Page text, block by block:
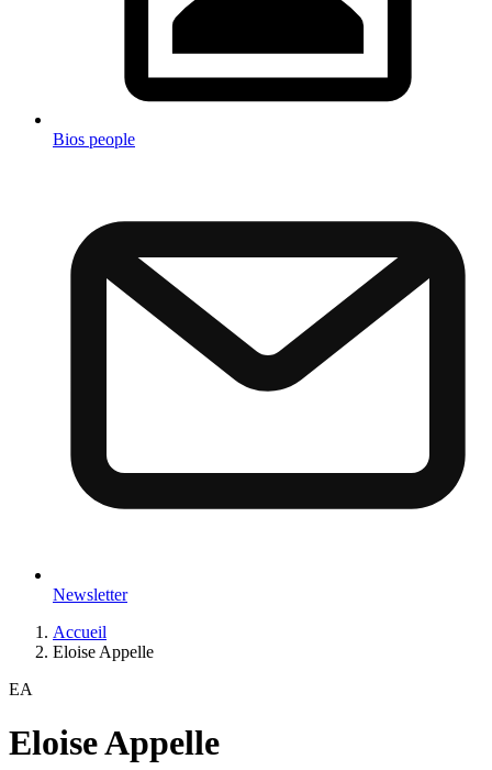
Bios people
Newsletter
Accueil
Eloise Appelle
EA
Eloise Appelle